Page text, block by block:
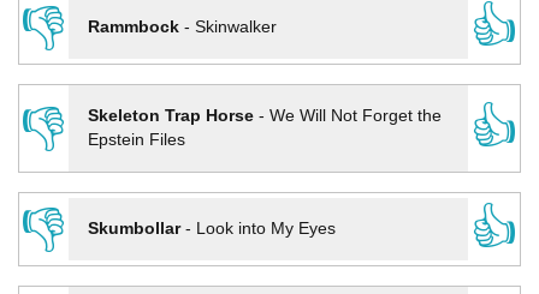
👎
Rammbock- Skinwalker
👍
👎
Skeleton Trap Horse- We Will Not Forget the
Epstein Files
👍
👎
Skumbollar- Look into My Eyes
👍